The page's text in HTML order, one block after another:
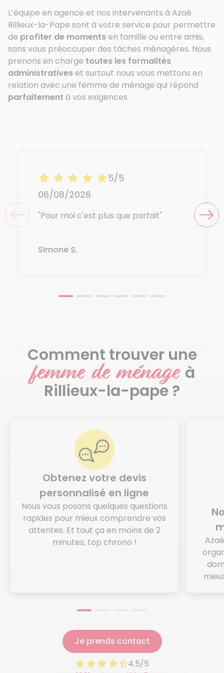
L’équipe en agence et nos intervenants à Azaé
Rillieux-la-Pape sont à votre service pour permettre
de profiter de moments en famille ou entre amis,
sans vous préoccuper des tâches ménagères. Nous
prenons en charge toutes les formalités
administratives et surtout nous vous mettons en
relation avec une femme de ménage qui répond
parfaitement à vos exigences.
5/5
06/08/2026
"Pour moi c'est plus que parfait"
Simone S.
Comment trouver une
femme de ménage à
Rillieux-la-pape ?
Obtenez votre devis
personnalisé en ligne
Nous vous posons quelques questions
rapides pour mieux comprendre vos
attentes. Et tout ça en moins de 2
minutes, top chrono !
Je prends contact
4.5/5